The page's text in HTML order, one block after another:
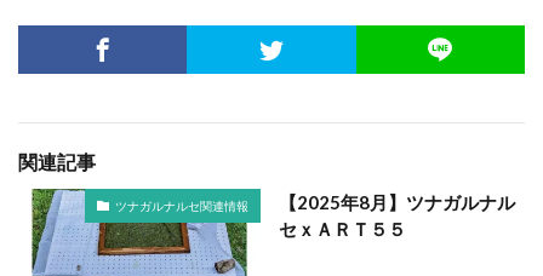
関連記事
ツナガルナルセ関連情報
【2025年8月】ツナガルナル
セｘＡＲＴ５５